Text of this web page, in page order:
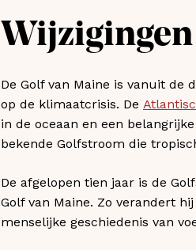
De Golf van Maine is vanuit de
op de klimaatcrisis. De
in de oceaan en een
bekende Golfstroom die
De afgelopen tien jaar is de
Golf van Maine. Zo verandert
menselijke geschiedenis van